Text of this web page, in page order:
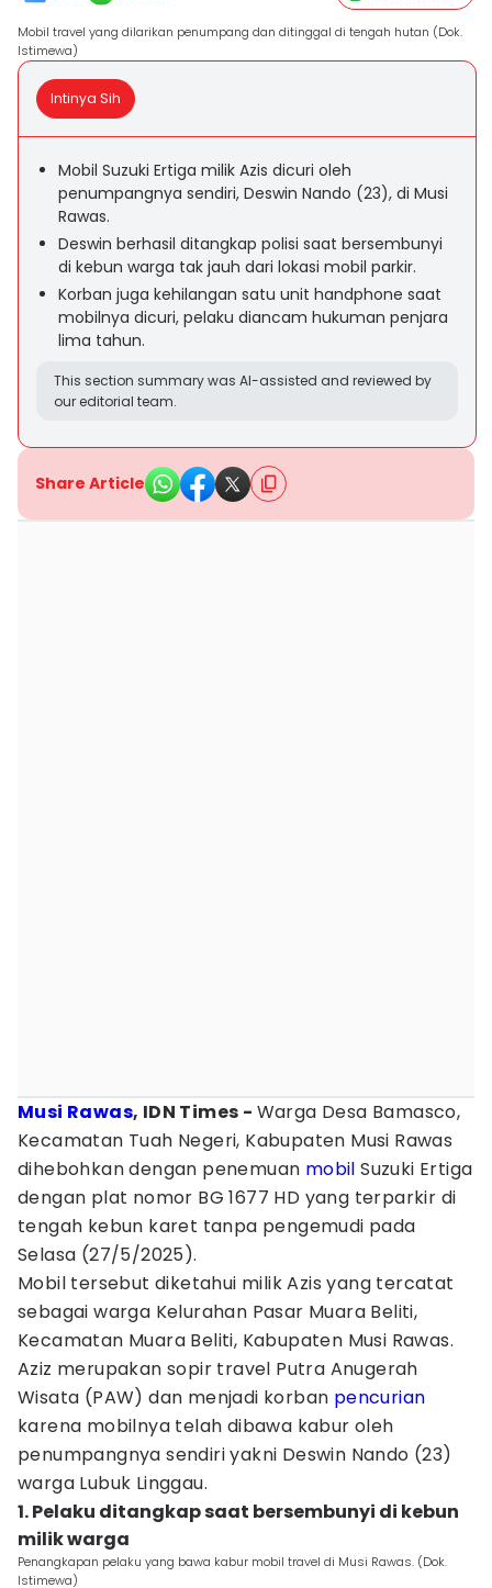
Mobil travel yang dilarikan penumpang dan ditinggal di tengah hutan (Dok.
Istimewa)
Intinya Sih
Mobil Suzuki Ertiga milik Azis dicuri oleh
penumpangnya sendiri, Deswin Nando (23), di Musi
Rawas.
Deswin berhasil ditangkap polisi saat bersembunyi
di kebun warga tak jauh dari lokasi mobil parkir.
Korban juga kehilangan satu unit handphone saat
mobilnya dicuri, pelaku diancam hukuman penjara
lima tahun.
This section summary was AI-assisted and reviewed by
our editorial team.
Share Article
Musi Rawas, IDN Times - Warga Desa Bamasco,
Kecamatan Tuah Negeri, Kabupaten Musi Rawas
dihebohkan dengan penemuan mobil Suzuki Ertiga
dengan plat nomor BG 1677 HD yang terparkir di
tengah kebun karet tanpa pengemudi pada
Selasa (27/5/2025).
Mobil tersebut diketahui milik Azis yang tercatat
sebagai warga Kelurahan Pasar Muara Beliti,
Kecamatan Muara Beliti, Kabupaten Musi Rawas.
Aziz merupakan sopir travel Putra Anugerah
Wisata (PAW) dan menjadi korban pencurian
karena mobilnya telah dibawa kabur oleh
penumpangnya sendiri yakni Deswin Nando (23)
warga Lubuk Linggau.
1. Pelaku ditangkap saat bersembunyi di kebun
milik warga
Penangkapan pelaku yang bawa kabur mobil travel di Musi Rawas. (Dok.
Istimewa)